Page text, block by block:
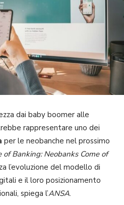
dai baby boomer alle
rappresentare uno dei
per le neobanche nel prossimo
of Banking: Neobanks Come of
l’evoluzione del modello di
e il loro posizionamento
spiega l’ANSA.